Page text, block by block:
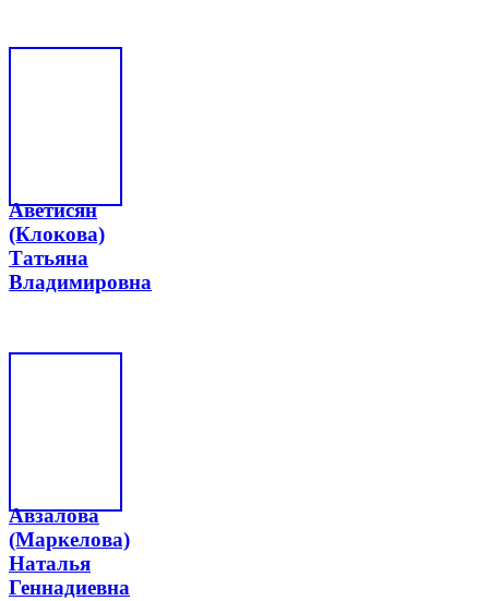
Аветисян
(Клокова)
Татьяна
Владимировна
Авзалова
(Маркелова)
Наталья
Геннадиевна